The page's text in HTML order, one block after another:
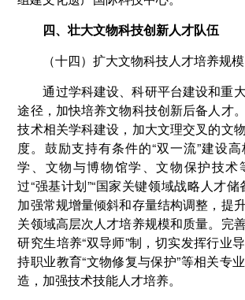
四、壮大文物科技创新人才队伍
（十四）扩大文物科技人才培养规模
通过学科建设、科研平台建设和重
途径，加快培养文物科技创新后备人才
技术相关学科建设，加大文理交叉的文
度。鼓励支持有条件的“双一流”建设
学、文物与博物馆学、文物保护技术
过“强基计划”“国家关键领域战略人才储
加强常规增量倾斜和存量结构调整，提
关领域高层次人才培养规模和质量。完
研究生培养“双导师”制，切实发挥行业
持职业教育“文物修复与保护”等相关专
造，加强技术技能人才培养。